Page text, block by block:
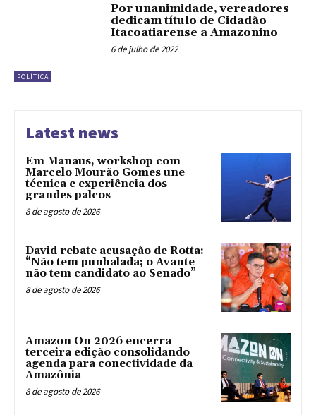
POLÍTICA
Por unanimidade, vereadores
dedicam título de Cidadão
Itacoatiarense a Amazonino
6 de julho de 2022
Latest news
Em Manaus, workshop com
Marcelo Mourão Gomes une
técnica e experiência dos
grandes palcos
8 de agosto de 2026
David rebate acusação de Rotta:
“Não tem punhalada; o Avante
não tem candidato ao Senado”
8 de agosto de 2026
Amazon On 2026 encerra
terceira edição consolidando
agenda para conectividade da
Amazônia
8 de agosto de 2026